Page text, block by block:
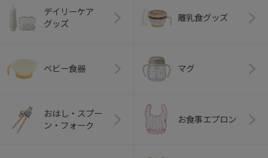
デイリーケア
グッズ
離乳食グッズ
ベビー食器 マグ
おはし・スプー
ン・フォーク
お食事エプロン